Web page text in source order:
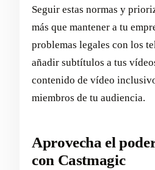
Seguir estas normas y
más que mantener a tu
problemas legales con los
añadir subtítulos a tus
contenido de vídeo
miembros de tu audiencia.
Aprovecha el
con Castmagic